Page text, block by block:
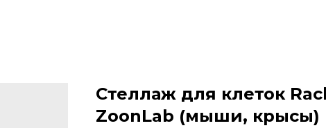
Стеллаж для клеток
ZoonLab (мыши, крысы)